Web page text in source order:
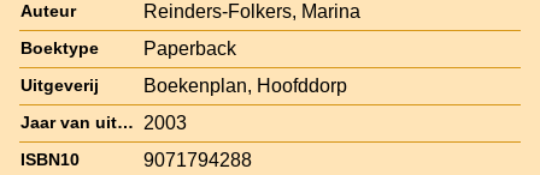
Auteur Reinders-Folkers, Marina
Boektype Paperback
Uitgeverij Boekenplan, Hoofddorp
Jaar van uitgave 2003
ISBN10 9071794288